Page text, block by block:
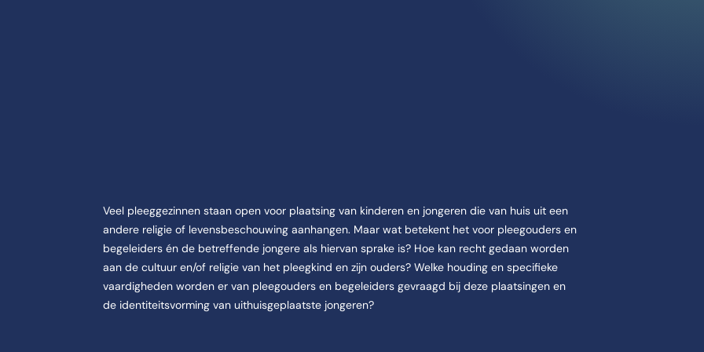
en gezinshuiszorg | serious game! is een Cursus Social Work aan de CHE | Studeren doe je in Ede. De cursus Omgaan met
in pleeg- en gezinshuiszorg | serious game!.
Veel pleeggezinnen staan open voor plaatsing van kinderen en jongeren die van huis uit een
andere religie of levensbeschouwing aanhangen. Maar wat betekent het voor pleegouders en
begeleiders én de betreffende jongere als hiervan sprake is? Hoe kan recht gedaan worden
aan de cultuur en/of religie van het pleegkind en zijn ouders? Welke houding en specifieke
vaardigheden worden er van pleegouders en begeleiders gevraagd bij deze plaatsingen en
de identiteitsvorming van uithuisgeplaatste jongeren?